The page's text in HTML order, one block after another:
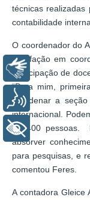
técnicas realizadas
contabilidade
O coordenador do
satisfação em
participação de
“Para mim,
coordenar a
internacional.
de 400 pessoas.
absorver
para pesquisas, e
comentou Feres.
A contadora Gleice
Libras
Voz
+